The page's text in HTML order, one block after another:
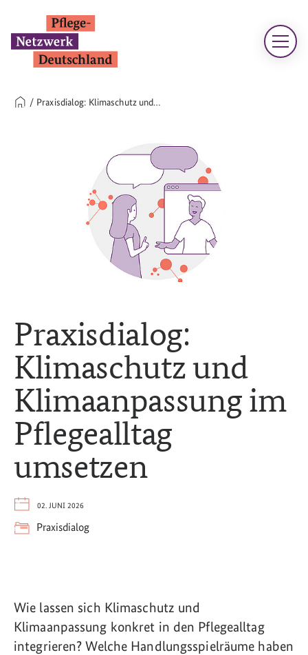
Praxisdialog: Klimaschutz und…
Praxisdialog:
Klimaschutz und
Klimaanpassung im
Pflegealltag
umsetzen
02. JUNI 2026
Praxisdialog
Wie lassen sich Klimaschutz und
Klimaanpassung konkret in den Pflegealltag
integrieren? Welche Handlungsspielräume haben